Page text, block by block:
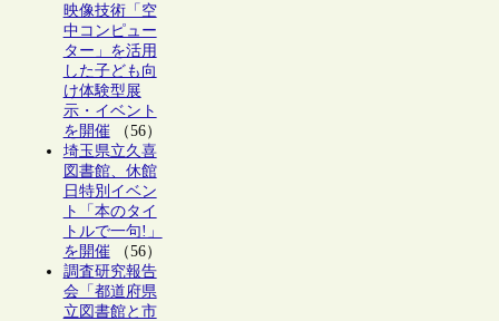
映像技術「空
中コンピュー
ター」を活用
した子ども向
け体験型展
示・イベント
を開催（56）
埼玉県立久喜
図書館、休館
日特別イベン
ト「本のタイ
トルで一句!」
を開催（56）
調査研究報告
会「都道府県
立図書館と市